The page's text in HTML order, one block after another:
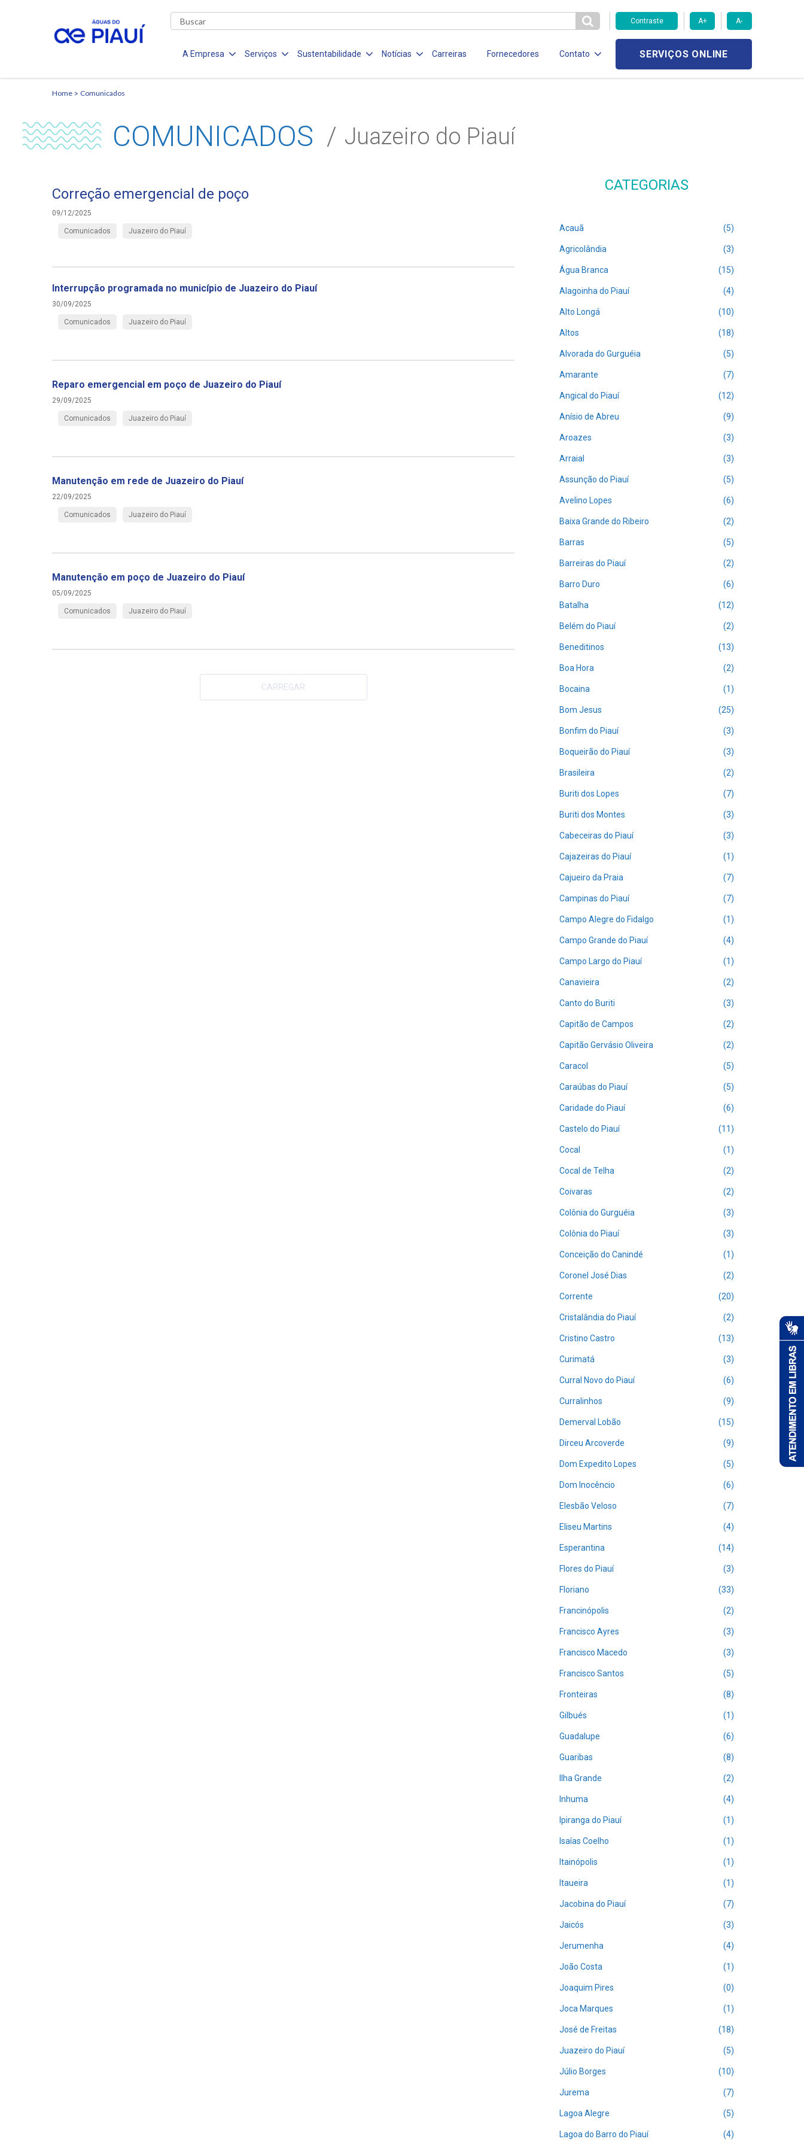
Contraste A+ A-
A Empresa Serviços Sustentabilidade Notícias Carreiras Fornecedores Contato SERVIÇOS ONLINE
Home Comunicados
COMUNICADOS Juazeiro do Piauí
Correção emergencial de poço
09/12/2025
Comunicados Juazeiro do Piauí
Interrupção programada no município de Juazeiro do Piauí
30/09/2025
Comunicados Juazeiro do Piauí
Reparo emergencial em poço de Juazeiro do Piauí
29/09/2025
Comunicados Juazeiro do Piauí
Manutenção em rede de Juazeiro do Piauí
22/09/2025
Comunicados Juazeiro do Piauí
Manutenção em poço de Juazeiro do Piauí
05/09/2025
Comunicados Juazeiro do Piauí
CARREGAR
CATEGORIAS
Acauã (5)
Agricolândia (3)
Água Branca (15)
Alagoinha do Piauí (4)
Alto Longá (10)
Altos (18)
Alvorada do Gurguéia (5)
Amarante (7)
Angical do Piauí (12)
Anísio de Abreu (9)
Aroazes (3)
Arraial (3)
Assunção do Piauí (5)
Avelino Lopes (6)
Baixa Grande do Ribeiro (2)
Barras (5)
Barreiras do Piauí (2)
Barro Duro (6)
Batalha (12)
Belém do Piauí (2)
Beneditinos (13)
Boa Hora (2)
Bocaina (1)
Bom Jesus (25)
Bonfim do Piauí (3)
Boqueirão do Piauí (3)
Brasileira (2)
Buriti dos Lopes (7)
Buriti dos Montes (3)
Cabeceiras do Piauí (3)
Cajazeiras do Piauí (1)
Cajueiro da Praia (7)
Campinas do Piauí (7)
Campo Alegre do Fidalgo (1)
Campo Grande do Piauí (4)
Campo Largo do Piauí (1)
Canavieira (2)
Canto do Buriti (3)
Capitão de Campos (2)
Capitão Gervásio Oliveira (2)
Caracol (5)
Caraúbas do Piauí (5)
Caridade do Piauí (6)
Castelo do Piauí (11)
Cocal (1)
Cocal de Telha (2)
Coivaras (2)
Colônia do Gurguéia (3)
Colônia do Piauí (3)
Conceição do Canindé (1)
Coronel José Dias (2)
Corrente (20)
Cristalândia do Piauí (2)
Cristino Castro (13)
Curimatá (3)
Curral Novo do Piauí (6)
Curralinhos (9)
Demerval Lobão (15)
Dirceu Arcoverde (9)
Dom Expedito Lopes (5)
Dom Inocêncio (6)
Elesbão Veloso (7)
Eliseu Martins (4)
Esperantina (14)
Flores do Piauí (3)
Floriano (33)
Francinópolis (2)
Francisco Ayres (3)
Francisco Macedo (3)
Francisco Santos (5)
Fronteiras (8)
Gilbués (1)
Guadalupe (6)
Guaribas (8)
Ilha Grande (2)
Inhuma (4)
Ipiranga do Piauí (1)
Isaías Coelho (1)
Itainópolis (1)
Itaueira (1)
Jacobina do Piauí (7)
Jaicós (3)
Jerumenha (4)
João Costa (1)
Joaquim Pires (0)
Joca Marques (1)
José de Freitas (18)
Juazeiro do Piauí (5)
Júlio Borges (10)
Jurema (7)
Lagoa Alegre (5)
Lagoa do Barro do Piauí (4)